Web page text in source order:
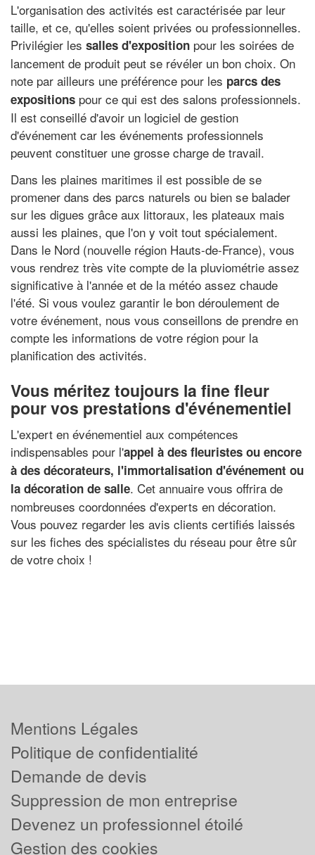
L'organisation des activités est caractérisée par leur
taille, et ce, qu'elles soient privées ou professionnelles.
Privilégier les salles d'exposition pour les soirées de
lancement de produit peut se révéler un bon choix. On
note par ailleurs une préférence pour les parcs des
expositions pour ce qui est des salons professionnels.
Il est conseillé d'avoir un logiciel de gestion
d'événement car les événements professionnels
peuvent constituer une grosse charge de travail.
Dans les plaines maritimes il est possible de se
promener dans des parcs naturels ou bien se balader
sur les digues grâce aux littoraux, les plateaux mais
aussi les plaines, que l'on y voit tout spécialement.
Dans le Nord (nouvelle région Hauts-de-France), vous
vous rendrez très vite compte de la pluviométrie assez
significative à l'année et de la météo assez chaude
l'été. Si vous voulez garantir le bon déroulement de
votre événement, nous vous conseillons de prendre en
compte les informations de votre région pour la
planification des activités.
Vous méritez toujours la fine fleur
pour vos prestations d'événementiel
L'expert en événementiel aux compétences
indispensables pour l'appel à des fleuristes ou encore
à des décorateurs, l'immortalisation d'événement ou
la décoration de salle. Cet annuaire vous offrira de
nombreuses coordonnées d'experts en décoration.
Vous pouvez regarder les avis clients certifiés laissés
sur les fiches des spécialistes du réseau pour être sûr
de votre choix !
Mentions Légales
Politique de confidentialité
Demande de devis
Suppression de mon entreprise
Devenez un professionnel étoilé
Gestion des cookies